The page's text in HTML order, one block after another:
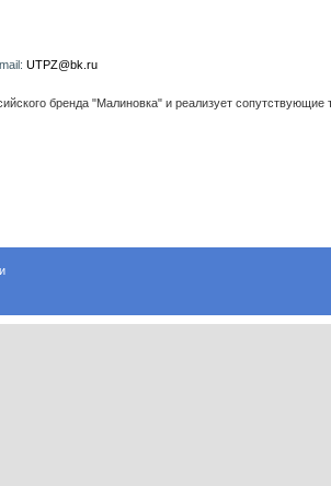
UTPZ@bk.ru
бренда "Малиновка" и реализует сопутствующие